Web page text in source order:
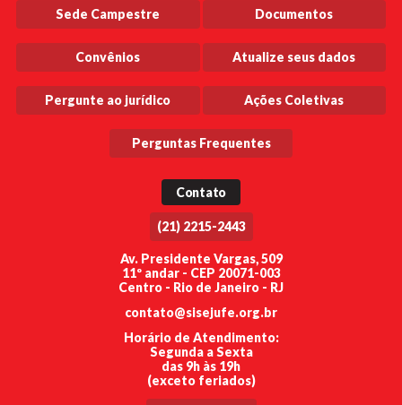
Sede Campestre Documentos
Convênios Atualize seus dados
Pergunte ao jurídico Ações Coletivas
Perguntas Frequentes
Contato
(21) 2215-2443
Av. Presidente Vargas, 509
11º andar - CEP 20071-003
Centro - Rio de Janeiro - RJ
contato@sisejufe.org.br
Horário de Atendimento:
Segunda a Sexta
das 9h às 19h
(exceto feriados)